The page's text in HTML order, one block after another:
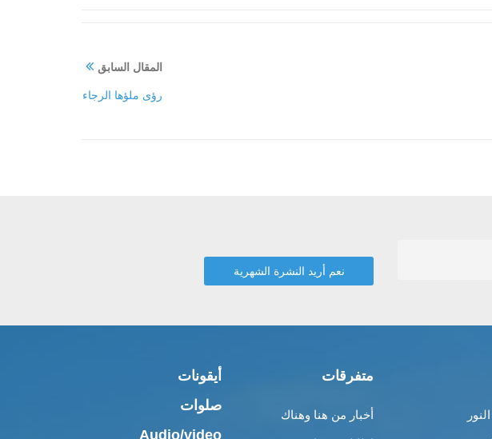
المقال السابق
رؤى ملؤها الرجاء
متفرقات
أخبار من هنا وهناك
أيقونات
صلوات
Audio/video